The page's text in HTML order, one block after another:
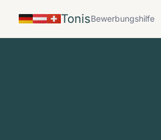
TonisBewerbungshilfe